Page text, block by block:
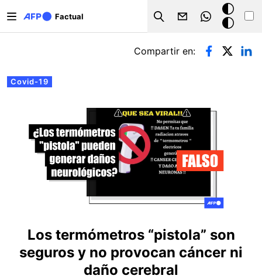
Factual
Search
Modo
oscuro
Solapas principales
Covid-19
Compartir en:
Los termómetros “pistola” son
seguros y no provocan cáncer ni
daño cerebral